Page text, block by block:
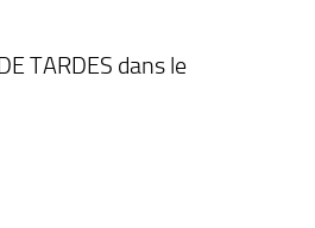
TARDES dans le